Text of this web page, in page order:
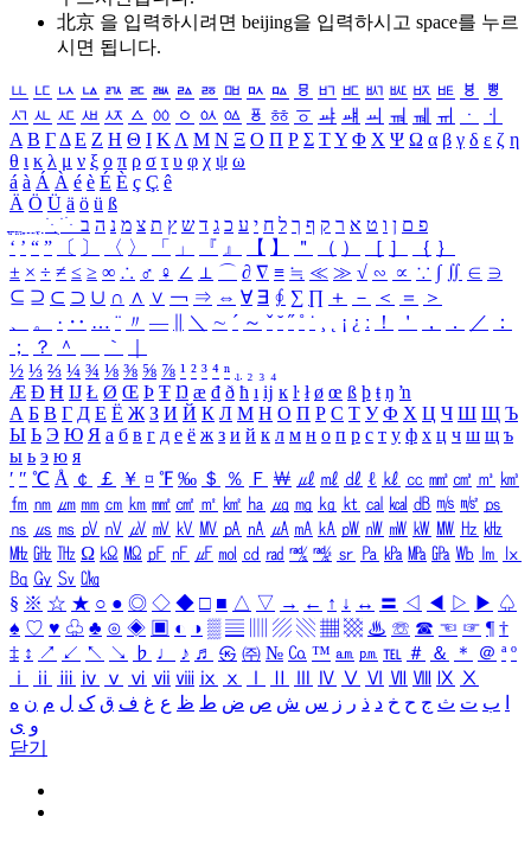
北京 을 입력하시려면 beijing을 입력하시고 space를 누르
시면 됩니다.
ㅥ ㅦ ㅧ ㅨ ㅩ ㅪ ㅫ ㅬ ㅭ ㅮ ㅯ ㅰ ㅱ ㅲ ㅳ ㅴ ㅵ ㅶ ㅷ ㅸ
ㅹ
ㅺ ㅻ ㅼ ㅽ ㅾ ㅿ ㆀ ㆁ ㆂ ㆃ ㆄ ㆅ ㆆ ㆇ ㆈ ㆉ ㆊ ㆋ ㆌ ㆍ
ㆎ
Α Β ΓΔ Ε Ζ Η Θ Ι ΚΛ Μ Ν Ξ Ο Π Ρ Σ ΤΥ Φ Χ Ψ Ω α β γ δ ε ζ η
θ ι κ λ μ ν ξ ο π ρ σ τ υ φ χ ψ ω
á à Á À é è É È ç Ç ê
Ä Ö Ü ä ö ü ß
ִֶֹ ֻּ ׁׂ פ ם ן ו ט א ר ק ף ך ל ח י ע כ ג ד ש ץ ת צ מ נ ה ב
‘ ’ “ ” 〔 〕 〈 〉 「 」 『 』 【 】 ＂ （ ） ［ ］ ｛ ｝
± × ÷ ≠ ≤ ≥ ∞ ∴ ♂ ♀ ∠ ⊥ ⌒ ∂ ∇ ≡ ≒ ≪ ≫ √ ∽ ∝ ∵ ∫ ∬ ∈ ∋
⊆ ⊇ ⊂ ⊃ ∪ ∩ ∧ ∨ ￢ ⇒ ⇔ ∀ ∃ ∮ ∑ ∏ ＋ － ＜ ＝
＞
、
。 · ‥ … ¨ 〃 ― ＼ ∼ ´ ～ ˇ ˘ ˝ ˚ ˙ ¸ ¡ ¿ ː ！ ＇ ， ． ／
：
；
？ ＾ ｀
½ ⅓ ⅔ ¼ ¾ ⅛ ⅜ ⅝ ⅞ ¹ ² ³ ⁴ ⁿ ₁ ₂ ₃ ₄
Æ Ð Ħ Ĳ Ł Ø Œ Þ Ŧ Ŋ æ đ ð ħ ı ĳ ĸ ŀ ł ø œ ß þ ŧ ŋ ŉ
А Б В Г Д Е Ё Ж З И Й К Л М Н О П Р С Т У Ф Х Ц Ч Ш Щ Ъ
Ы Ь Э Ю Я а б в г д е ё ж з и й к л м н о п р с т у ф х ц ч ш щ ъ
ы ь э ю я
′ ″ ℃ Å ￠ ￡ ￥ ¤ ℉ ‰ ＄ ％ Ｆ ￦ ㎕ ㎖ ㎗ ℓ ㎘ ㏄ ㎣ ㎤ ㎥ ㎦
㎙ ㎚ ㎛ ㎜ ㎝ ㎞ ㎟ ㎠ ㎡ ㎢ ㏊ ㎍ ㎎ ㎏ ㏏ ㎈ ㎉ ㏈ ㎧ ㎨ ㎰
㎱ ㎲ ㎳ ㎴ ㎵ ㎶ ㎷ ㎸ ㎹ ㎀ ㎁ ㎂ ㎃ ㎄ ㎺ ㎻ ㎽ ㎾ ㎿ ㎐ ㎑
㎒ ㎓ ㎔ Ω ㏀ ㏁ ㎊ ㎋ ㎌ ㏖ ㏅ ㎭ ㎮ ㎯ ㏛ ㎩ ㎪ ㎫ ㎬ ㏝ ㏐
㏓
㏃ ㏉ ㏜ ㏆
§ ※ ☆ ★ ○ ● ◎ ◇ ◆ □ ■ △ ▽ → ← ↑ ↓ ↔ 〓 ◁ ◀ ▷ ▶ ♤
♠ ♡ ♥ ♧ ♣ ⊙ ◈ ▣ ◐ ◑ ▒ ▤ ▨ ▧ ▦ ▩ ♨ ☏ ☎ ☜ ☞ ¶ †
‡ ↕ ↗ ↙ ↖ ↘ ♭ ♩ ♪ ♬ ㉿ ㈜ № ㏇ ™ ㏂ ㏘ ℡ ＃ ＆ ＊ ＠ ª º
ⅰ
ⅱ ⅲ ⅳ ⅴ ⅵ ⅶ ⅷ ⅸ ⅹ Ⅳ Ⅴ Ⅵ Ⅶ Ⅷ Ⅸ Ⅹ
ب ت ث ج ح خ د ذ ر ز س ش ص ض ط ظ ع غ ف ق ک ل م ن ه
و ی
닫기